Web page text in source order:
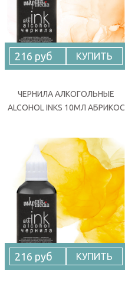
216 руб КУПИТЬ
ЧЕРНИЛА АЛКОГОЛЬНЫЕ
ALCOHOL INKS 10МЛ АБРИКОС
216 руб КУПИТЬ